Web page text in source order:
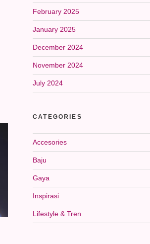
February 2025
January 2025
December 2024
November 2024
July 2024
CATEGORIES
Accesories
Baju
Gaya
Inspirasi
Lifestyle & Tren